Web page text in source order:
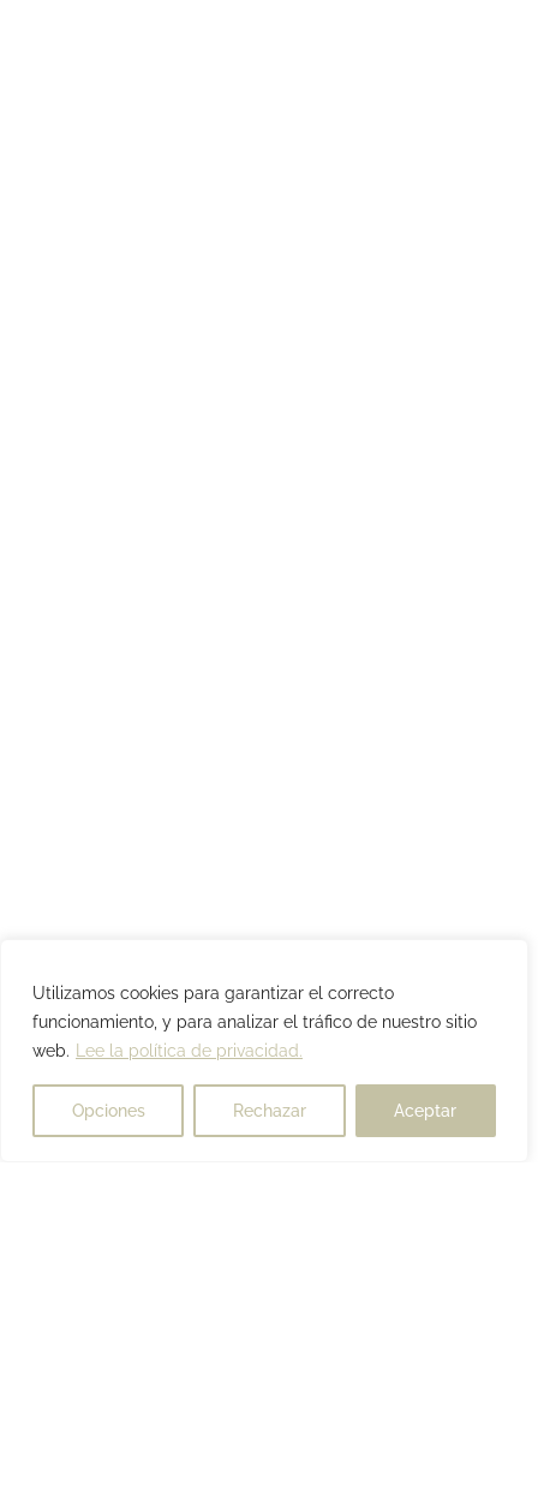
Utilizamos cookies para garantizar el correcto
funcionamiento, y para analizar el tráfico de nuestro sitio
web.
Lee la política de privacidad.
Opciones Rechazar Aceptar